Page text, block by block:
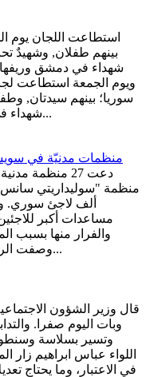
استطاعت اللجان يوم
بينهم طفلان, وشهيدٌ
شهداء في دمشق
ويوم الجمعة استطاعت
سوريا؛ بينهم سيدتان,
شهداء في حلب، شهيدان في إدلب، شهيدٌ في كلٍ...
منظمات مدنيّة في سويسرا تدعو
دعت 27 منظمة
ألف لاجئ سوري.
مساعدات أكبر
والفرار منها بسبب
وصفت الرسالة سياسات الدول الأوروبية بالمترددة...
قال وزير الشؤون
وبات اليوم صفرا.
وتسير بسلاسة
اللواء عباس ابراهيم
في الاعتبار، وما يحتاج